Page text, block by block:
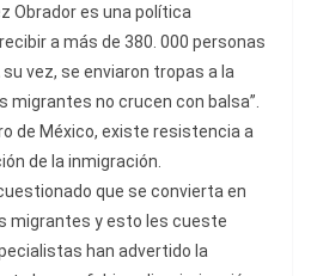
Obrador es una política
a más de 380. 000 personas
vez, se enviaron tropas a la
migrantes no crucen con balsa”.
de México, existe resistencia a
de la inmigración.
que se convierta en
migrantes y esto les cueste
han advertido la